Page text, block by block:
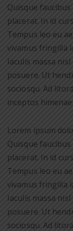
Quisque
placerat. In id
Tempus leo eu
vivamus fringilla
Iaculis massa
posuere. Ut
sociosqu. Ad
inceptos
Lorem ipsum
Quisque
placerat. In id
Tempus leo eu
vivamus fringilla
Iaculis massa
posuere. Ut
sociosqu. Ad